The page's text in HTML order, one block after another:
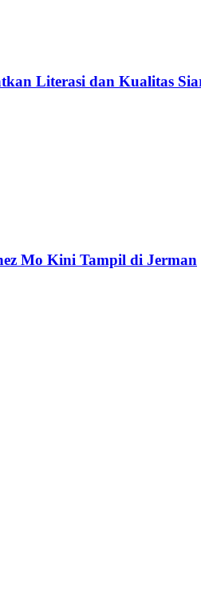
Literasi dan Kualitas
Mo Kini Tampil di Jerman